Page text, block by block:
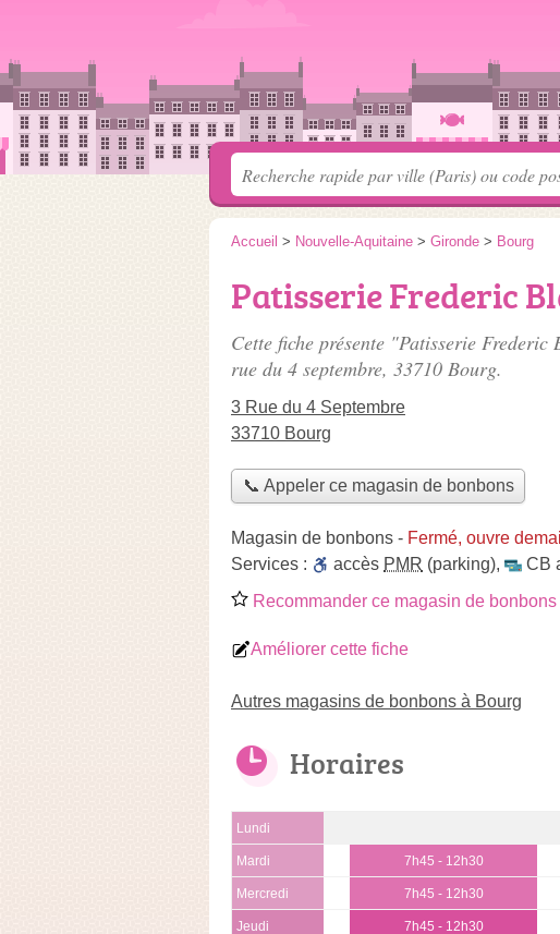
Accueil > Nouvelle-Aquitaine > Gironde > Bourg
Patisserie Frederic
Cette fiche présente "Patisserie
rue du 4 septembre, 33710 Bourg.
3 Rue du 4 Septembre
33710 Bourg
📞 Appeler ce magasin de bonbons
Magasin de bonbons - Fermé, ouvre
Services :
accès PMR (parking),
CB
Recommander ce magasin de bonbons
Améliorer cette fiche
Autres magasins de bonbons à Bourg
Horaires
Lundi
Mardi 7h45 - 12h30
Mercredi 7h45 - 12h30
Jeudi 7h45 - 12h30